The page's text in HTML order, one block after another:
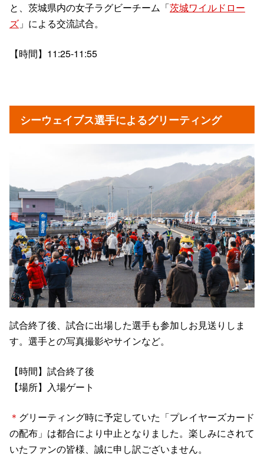
と、茨城県内の女子ラグビーチーム「茨城ワイルドロー
ズ 」による交流試合。
【時間】11:25-11:55
シーウェイブス選手によるグリーティング
試合終了後、試合に出場した選手も参加しお見送りしま
す。選手との写真撮影やサインなど。
【時間】試合終了後
【場所】入場ゲート
＊ グリーティング時に予定していた「プレイヤーズカード
の配布」は都合により中止となりました。楽しみにされて
いたファンの皆様、誠に申し訳ございません。